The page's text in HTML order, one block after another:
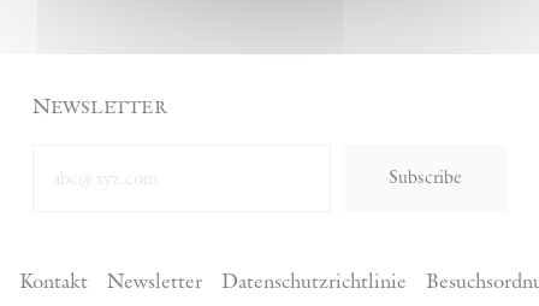
Newsletter
Subscribe
Kontakt Newsletter Datenschutzrichtlinie